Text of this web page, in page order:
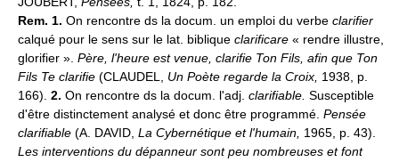
Rem. 1. On rencontre ds la docum. un emploi du verbe clarifier
calqué pour le sens sur le lat. biblique clarificare « rendre illustre,
glorifier ». Père, l'heure est venue, clarifie Ton Fils, afin que Ton
Fils Te clarifie (CLAUDEL, Un Poète regarde la Croix, 1938, p.
166). 2. On rencontre ds la docum. l'adj. clarifiable. Susceptible
d'être distinctement analysé et donc être programmé. Pensée
clarifiable (A. DAVID, La Cybernétique et l'humain, 1965, p. 43).
Les interventions du dépanneur sont peu nombreuses et font